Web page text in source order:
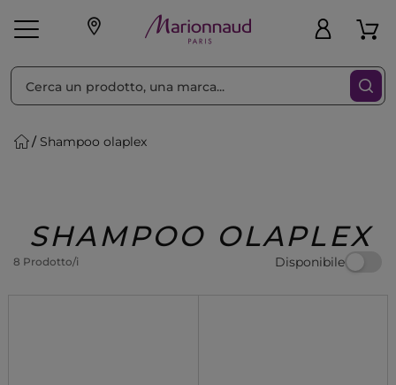
Make-up Profumi
Regalo
Shampoo olaplex
SHAMPOO OLAPLEX
8 Prodotto/i Disponibile
Ordina per Filtra